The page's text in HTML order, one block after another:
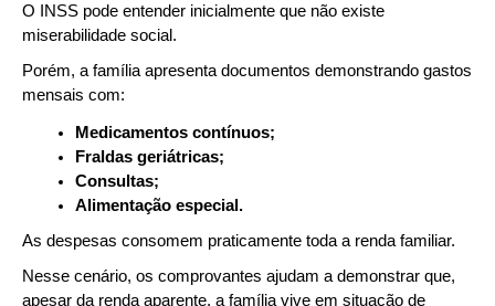
O INSS pode entender inicialmente que não existe
miserabilidade social.
Porém, a família apresenta documentos demonstrando gastos
mensais com:
Medicamentos contínuos;
Fraldas geriátricas;
Consultas;
Alimentação especial.
As despesas consomem praticamente toda a renda familiar.
Nesse cenário, os comprovantes ajudam a demonstrar que,
apesar da renda aparente, a família vive em situação de